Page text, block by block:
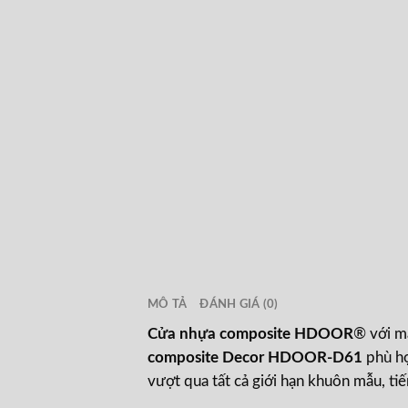
MÔ TẢ ĐÁNH GIÁ (0)
Cửa nhựa composite HDOOR® với
composite Decor HDOOR-D61 phù
vượt qua tất cả giới hạn khuôn mẫu,